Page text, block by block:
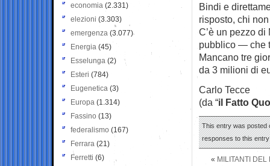
Bindi e
risposto, chi
C’è un pezzo
pubblico — che
Mancano tre
da 3 milioni di
Carlo Tecce
(da “il Fatto
This entry was posted
responses to this
« MILITANTI DEL
economia (2.331)
elezioni (3.303)
emergenza (3.077)
Energia (45)
Esselunga (2)
Esteri (784)
Eugenetica (3)
Europa (1.314)
Fassino (13)
federalismo (167)
Ferrara (21)
Ferretti (6)